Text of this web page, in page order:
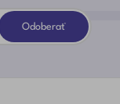
Odoberať